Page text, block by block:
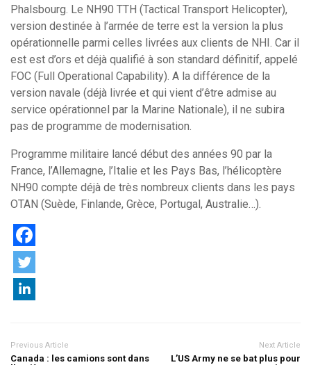
Phalsbourg. Le NH90 TTH (Tactical Transport Helicopter),
version destinée à l’armée de terre est la version la plus
opérationnelle parmi celles livrées aux clients de NHI. Car il
est est d’ors et déjà qualifié à son standard définitif, appelé
FOC (Full Operational Capability). A la différence de la
version navale (déjà livrée et qui vient d’être admise au
service opérationnel par la Marine Nationale), il ne subira
pas de programme de modernisation.
Programme militaire lancé début des années 90 par la
France, l’Allemagne, l’Italie et les Pays Bas, l’hélicoptère
NH90 compte déjà de très nombreux clients dans les pays
OTAN (Suède, Finlande, Grèce, Portugal, Australie…).
Previous Article
Canada : les camions sont dans
Next Article
L’US Army ne se bat plus pour